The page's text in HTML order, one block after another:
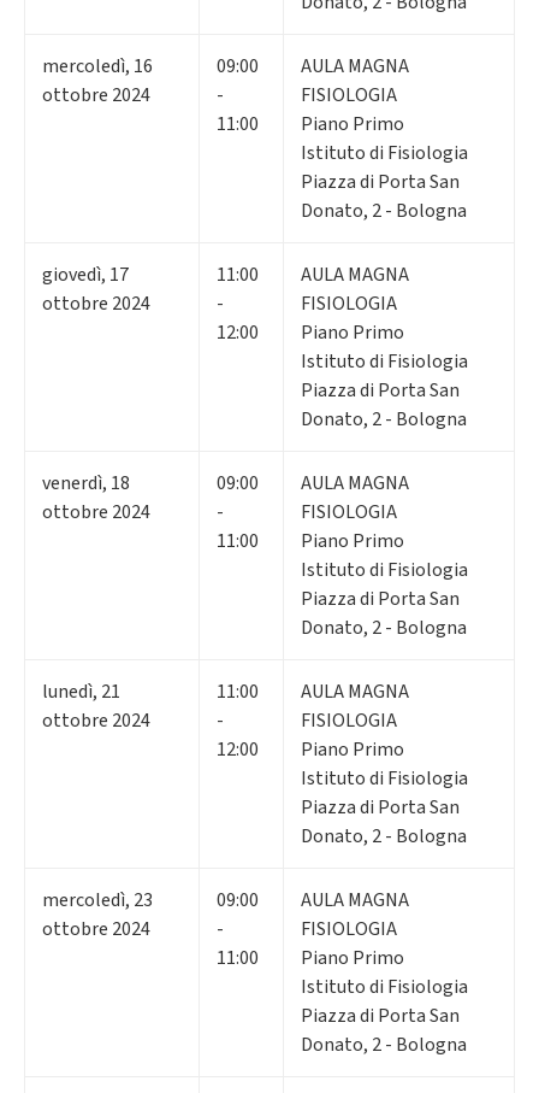
mercoledì, 16
ottobre 2024
09:00
-
11:00
AULA MAGNA
FISIOLOGIA
Piano Primo
Istituto di Fisiologia
Piazza di Porta San
Donato, 2 - Bologna
giovedì, 17
ottobre 2024
11:00
-
12:00
AULA MAGNA
FISIOLOGIA
Piano Primo
Istituto di Fisiologia
Piazza di Porta San
Donato, 2 - Bologna
venerdì, 18
ottobre 2024
09:00
-
11:00
AULA MAGNA
FISIOLOGIA
Piano Primo
Istituto di Fisiologia
Piazza di Porta San
Donato, 2 - Bologna
lunedì, 21
ottobre 2024
11:00
-
12:00
AULA MAGNA
FISIOLOGIA
Piano Primo
Istituto di Fisiologia
Piazza di Porta San
Donato, 2 - Bologna
mercoledì, 23
ottobre 2024
09:00
-
11:00
AULA MAGNA
FISIOLOGIA
Piano Primo
Istituto di Fisiologia
Piazza di Porta San
Donato, 2 - Bologna